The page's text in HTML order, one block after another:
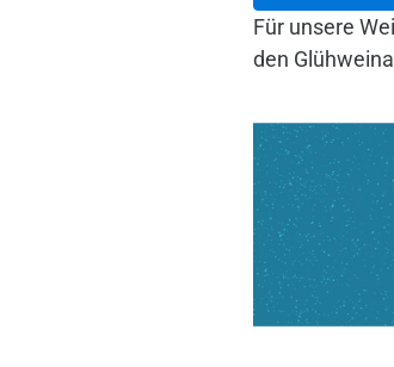
Für unsere
den